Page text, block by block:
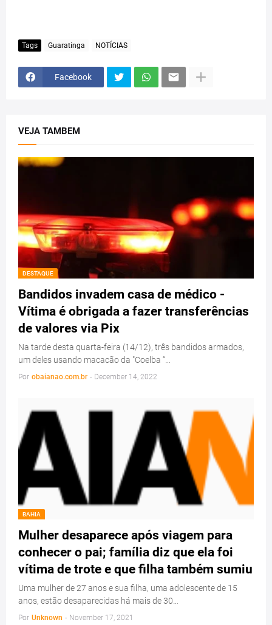
Tags Guaratinga NOTÍCIAS
Facebook
VEJA TAMBEM
DESTAQUE
Bandidos invadem casa de médico -
Vítima é obrigada a fazer transferências
de valores via Pix
Na tarde desta quarta-feira (14/12), três bandidos armados,
um deles usando macacão da "Coelba “…
Por obaianao.com.br - December 14, 2022
BAHIA
Mulher desaparece após viagem para
conhecer o pai; família diz que ela foi
vítima de trote e que filha também sumiu
Uma mulher de 27 anos e sua filha, uma adolescente de 15
anos, estão desaparecidas há mais de 30…
Por Unknown - November 17, 2021